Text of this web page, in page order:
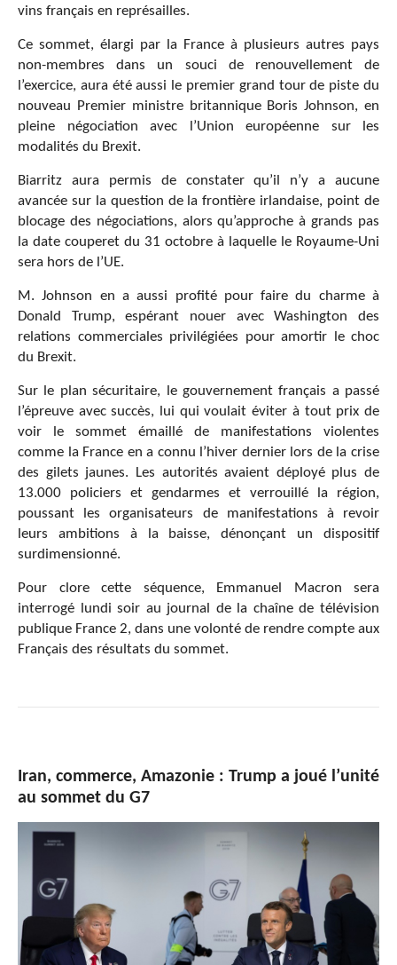
vins français en représailles.
Ce sommet, élargi par la France à plusieurs autres pays
non-membres dans un souci de renouvellement de
l’exercice, aura été aussi le premier grand tour de piste du
nouveau Premier ministre britannique Boris Johnson, en
pleine négociation avec l’Union européenne sur les
modalités du Brexit.
Biarritz aura permis de constater qu’il n’y a aucune
avancée sur la question de la frontière irlandaise, point de
blocage des négociations, alors qu’approche à grands pas
la date couperet du 31 octobre à laquelle le Royaume-Uni
sera hors de l’UE.
M. Johnson en a aussi profité pour faire du charme à
Donald Trump, espérant nouer avec Washington des
relations commerciales privilégiées pour amortir le choc
du Brexit.
Sur le plan sécuritaire, le gouvernement français a passé
l’épreuve avec succès, lui qui voulait éviter à tout prix de
voir le sommet émaillé de manifestations violentes
comme la France en a connu l’hiver dernier lors de la crise
des gilets jaunes. Les autorités avaient déployé plus de
13.000 policiers et gendarmes et verrouillé la région,
poussant les organisateurs de manifestations à revoir
leurs ambitions à la baisse, dénonçant un dispositif
surdimensionné.
Pour clore cette séquence, Emmanuel Macron sera
interrogé lundi soir au journal de la chaîne de télévision
publique France 2, dans une volonté de rendre compte aux
Français des résultats du sommet.
Iran, commerce, Amazonie : Trump a joué l’unité
au sommet du G7